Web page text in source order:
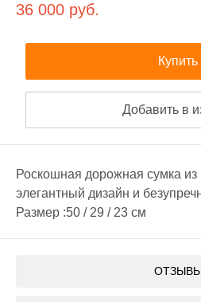
36 000 руб.
Купить
Добавить в
Роскошная дорожная сумка из
элегантный дизайн и
Размер :50 / 29 / 23 см